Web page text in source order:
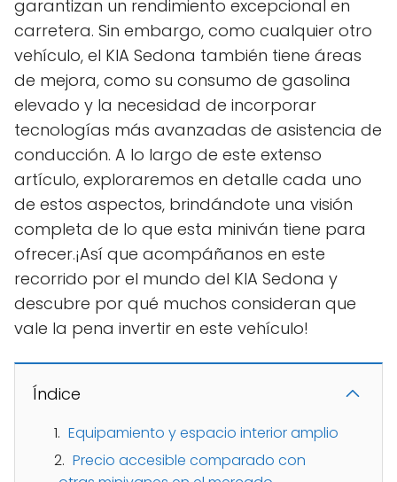
garantizan un rendimiento excepcional en
carretera. Sin embargo, como cualquier otro
vehículo, el KIA Sedona también tiene áreas
de mejora, como su consumo de gasolina
elevado y la necesidad de incorporar
tecnologías más avanzadas de asistencia de
conducción. A lo largo de este extenso
artículo, exploraremos en detalle cada uno
de estos aspectos, brindándote una visión
completa de lo que esta miniván tiene para
ofrecer.¡Así que acompáñanos en este
recorrido por el mundo del KIA Sedona y
descubre por qué muchos consideran que
vale la pena invertir en este vehículo!
Índice
Equipamiento y espacio interior amplio
Precio accesible comparado con